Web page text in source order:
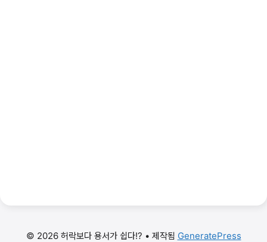
© 2026 허락보다 용서가 쉽다!? • 제작됨 GeneratePress